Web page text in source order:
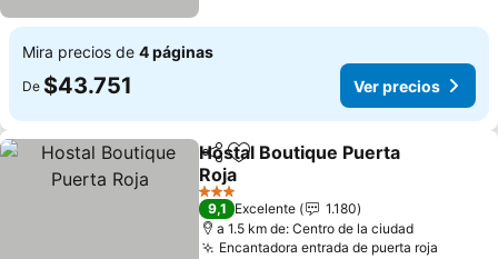
Mira precios de 4 páginas
De $43.751 Ver precios
CompartirAgregar a favoritos
Hostal Boutique Puerta
Roja
Ver precios
3 Estrellas
9,1 Excelente
1.180
a 1.5 km de: Centro de la ciudad
Encantadora entrada de puerta roja